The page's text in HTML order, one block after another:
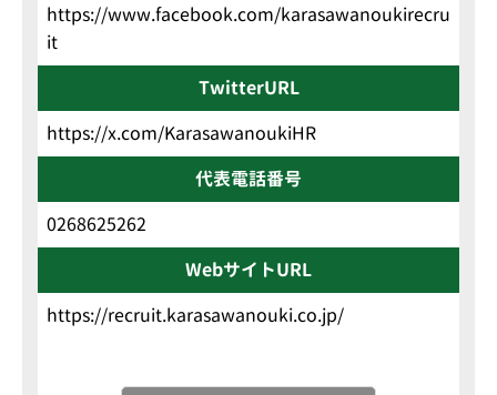
https://www.facebook.com/karasawanoukirecru
it
TwitterURL
https://x.com/KarasawanoukiHR
代表電話番号
0268625262
WebサイトURL
https://recruit.karasawanouki.co.jp/